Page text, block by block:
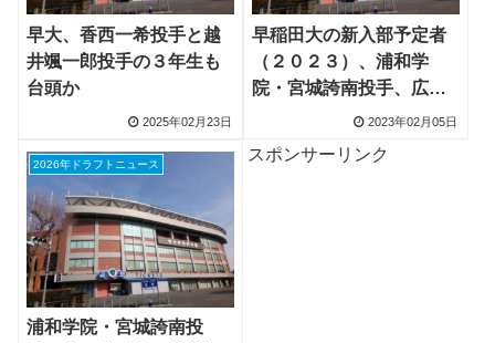
早大、香西一希投手と越
井颯一郎投手の３年生も
台頭か
2025年02月23日
早稲田大の新入部予定者
（２０２３）、浦和学
院・宮城誇南投手、広
陵・森山陽一朗投手など
2023年02月05日
2026年ドラフトニュース
浦和学院・宮城誇南投
スポンサーリンク